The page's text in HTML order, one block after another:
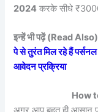
2024 करके सीधे
इन्हें भी पढ़ें (Read
पे से तुरंत मिल रहे हैं
आवेदन प्रक्रिया
How